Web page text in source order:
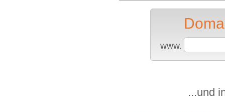
www.
...und